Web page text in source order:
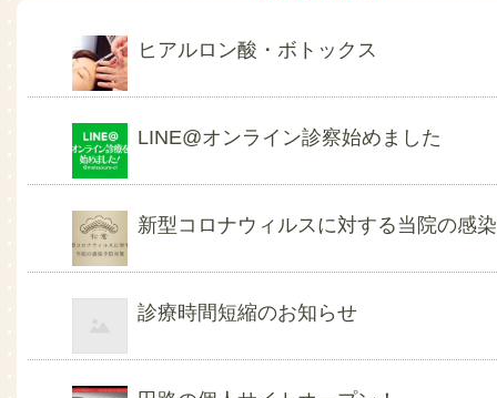
ヒアルロン酸・ボトックス
LINE@オンライン診察始めました
新型コロナウィルスに対する当院の感
診療時間短縮のお知らせ